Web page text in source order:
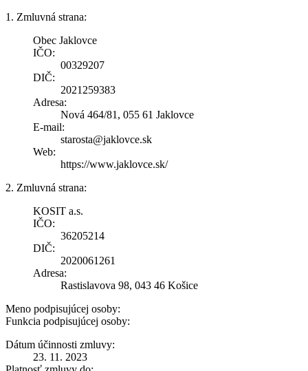
1. Zmluvná strana:
Obec Jaklovce
IČO:
00329207
DIČ:
2021259383
Adresa:
Nová 464/81, 055 61 Jaklovce
E-mail:
starosta@jaklovce.sk
Web:
https://www.jaklovce.sk/
2. Zmluvná strana:
KOSIT a.s.
IČO:
36205214
DIČ:
2020061261
Adresa:
Rastislavova 98, 043 46 Košice
Meno podpisujúcej osoby:
Funkcia podpisujúcej osoby:
Dátum účinnosti zmluvy:
23. 11. 2023